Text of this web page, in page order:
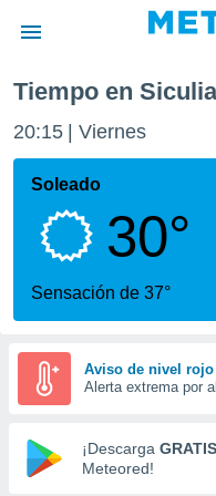
de
ha
calidad.
a este
las
y
forma
digital
basada
Tiempo en
20:15 Viernes
Soleado
30°
Sensación de 37°
Aviso de nivel rojo
Alerta extrema por
¡Descarga GRATIS
Meteored!